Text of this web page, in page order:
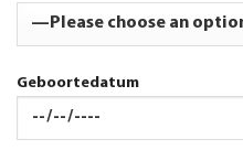
Geboortedatum